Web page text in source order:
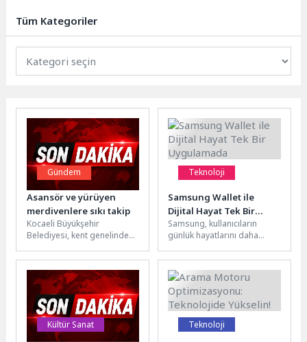
Müdürlüğü ekipleri...
Tüm Kategoriler
Gündem
Asansör ve yürüyen
merdivenlere sıkı takip
Kocaeli Büyükşehir
Belediyesi, kent genelinde
merdiven ile 147 asansörün
sorunsuz çalışması...
Teknoloji
Samsung Wallet ile
Dijital Hayat Tek Bir
Uygulamada
Samsung, kullanıcıların
günlük hayatlarını daha
yönetebilmelerini sağlayan
dijital cüzdan uygulaması
Samsung...
Kültür Sanat Teknoloji